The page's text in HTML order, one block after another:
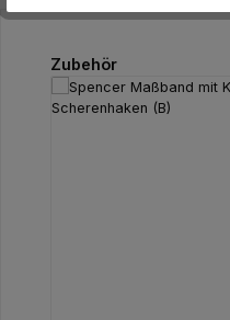
Produktgalerie
Zubehör